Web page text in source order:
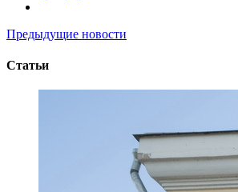
Предыдущие новости
Статьи